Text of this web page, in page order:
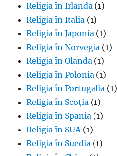
Religia în Irlanda (1)
Religia în Italia (1)
Religia în Japonia (1)
Religia în Norvegia (1)
Religia în Olanda (1)
Religia în Polonia (1)
Religia în Portugalia (1)
Religia în Scoția (1)
Religia în Spania (1)
Religia în SUA (1)
Religia în Suedia (1)